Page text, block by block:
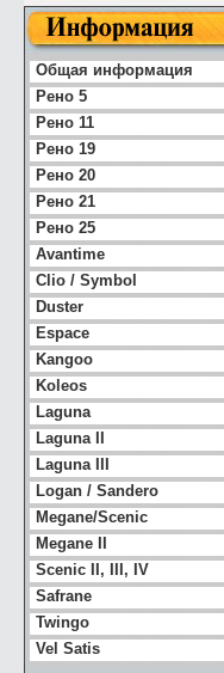
Общая информация
Рено 5
Рено 11
Рено 19
Рено 20
Рено 21
Рено 25
Avantime
Clio / Symbol
Duster
Espace
Kangoo
Koleos
Laguna
Laguna II
Laguna III
Logan / Sandero
Megane/Scenic
Megane II
Scenic II, III, IV
Safrane
Twingo
Vel Satis